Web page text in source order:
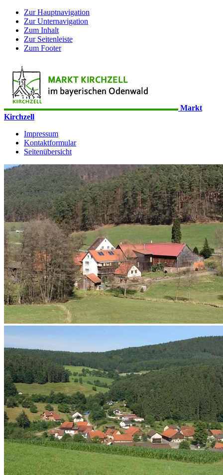
Zur Hauptnavigation
Zur Unternavigation
Zum Inhalt
Zur Seitenleiste
Zum Footer
Markt
Kirchzell
Impressum
Kontaktformular
Seitenübersicht